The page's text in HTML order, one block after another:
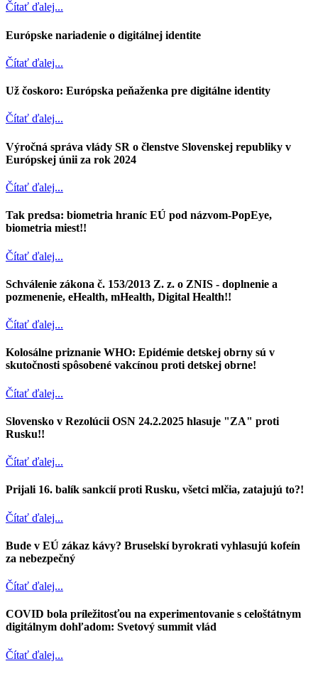
Čítať ďalej...
Európske nariadenie o digitálnej identite
Čítať ďalej...
Už čoskoro: Európska peňaženka pre digitálne identity
Čítať ďalej...
Výročná správa vlády SR o členstve Slovenskej republiky v
Európskej únii za rok 2024
Čítať ďalej...
Tak predsa: biometria hraníc EÚ pod názvom-PopEye,
biometria miest!!
Čítať ďalej...
Schválenie zákona č. 153/2013 Z. z. o ZNIS - doplnenie a
pozmenenie, eHealth, mHealth, Digital Health!!
Čítať ďalej...
Kolosálne priznanie WHO: Epidémie detskej obrny sú v
skutočnosti spôsobené vakcínou proti detskej obrne!
Čítať ďalej...
Slovensko v Rezolúcii OSN 24.2.2025 hlasuje "ZA" proti
Rusku!!
Čítať ďalej...
Prijali 16. balík sankcií proti Rusku, všetci mlčia, zatajujú to?!
Čítať ďalej...
Bude v EÚ zákaz kávy? Bruselskí byrokrati vyhlasujú kofeín
za nebezpečný
Čítať ďalej...
COVID bola príležitosťou na experimentovanie s celoštátnym
digitálnym dohľadom: Svetový summit vlád
Čítať ďalej...